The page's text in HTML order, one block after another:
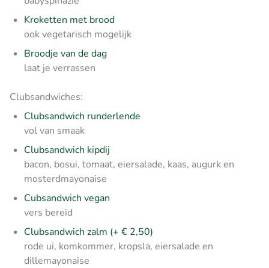
Kroketten met brood
ook vegetarisch mogelijk
Broodje van de dag
laat je verrassen
Clubsandwiches:
Clubsandwich runderlende
vol van smaak
Clubsandwich kipdij
bacon, bosui, tomaat, eiersalade, kaas, augurk en
mosterdmayonaise
Cubsandwich vegan
vers bereid
Clubsandwich zalm (+ € 2,50)
rode ui, komkommer, kropsla, eiersalade en
dillemayonaise